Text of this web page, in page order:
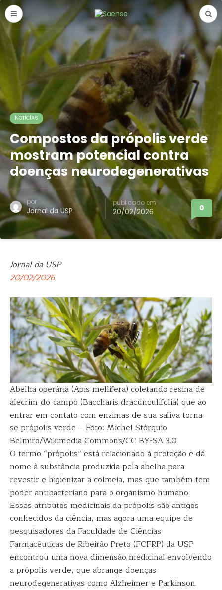
NOTÍCIAS
Compostos da própolis verde
mostram potencial contra
doenças neurodegenerativas
por
Jornal da USP
publicado em
20/02/2026 0
Jornal da USP
20/02/2026
Abelha operária (Apis mellifera) coletando resina de
alecrim-do-campo (Baccharis dracunculifolia) que ao
entrar em contato com enzimas de sua saliva torna-
se própolis verde – Foto: Michel Stórquio
Belmiro/Wikimedia Commons/CC BY-SA 3.0
O termo “própolis” está relacionado à proteção e dá
nome à substância produzida pela abelha para
revestir e higienizar a colmeia, mas que também tem
poder antibacteriano para o organismo humano.
Esses atributos medicinais da própolis são antigos
conhecidos da ciência, mas agora uma equipe de
pesquisadores da Faculdade de Ciências
Farmacêuticas de Ribeirão Preto (FCFRP) da USP
encontrou uma nova dimensão medicinal envolvendo
a própolis verde, que abrange doenças
neurodegenerativas como Alzheimer e Parkinson.